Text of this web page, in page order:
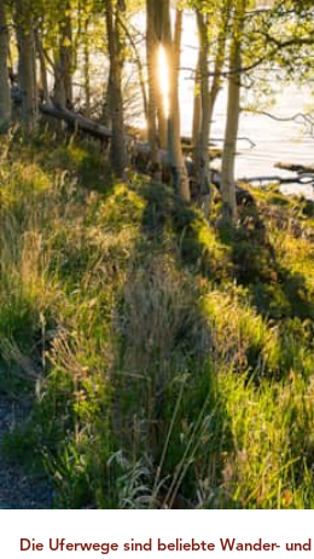
Die Uferwege sind beliebte Wander-